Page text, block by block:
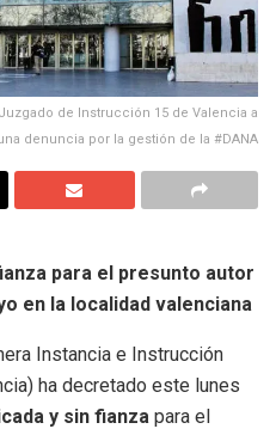
de Instrucción 15 de Valencia a
denuncia por la gestión de la #DANA
para el presunto autor
en la localidad valenciana
Instancia e Instrucción
ha decretado este lunes
y sin fianza para el